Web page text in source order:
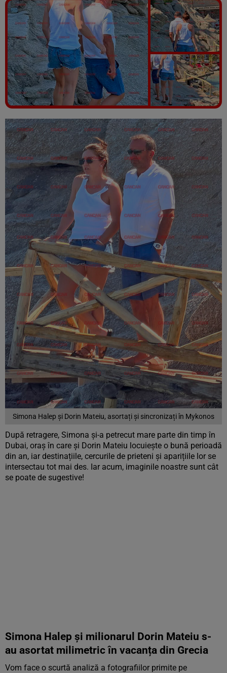
Vezi galeria foto
13 poze
Simona Halep și Dorin Mateiu, asortați și sincronizați în Mykonos
După retragere, Simona și-a petrecut mare parte din timp în
Dubai, oraș în care și Dorin Mateiu locuiește o bună perioadă
din an, iar destinațiile, cercurile de prieteni și aparițiile lor se
intersectau tot mai des. Iar acum, imaginile noastre sunt cât
se poate de sugestive!
Simona Halep și milionarul Dorin Mateiu s-
au asortat milimetric în vacanța din Grecia
Vom face o scurtă analiză a fotografiilor primite pe